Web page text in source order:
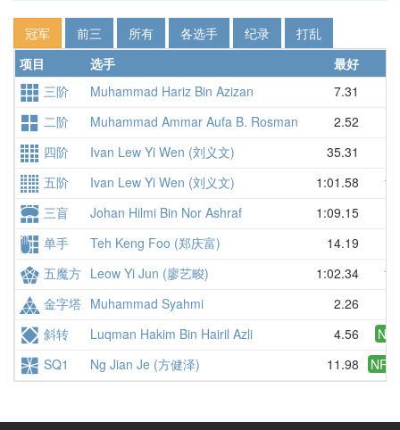
冠军 前三 所有 各选手 纪录
打乱
项目
选手
最好
三阶
Muhammad Hariz Bin Azizan 7.31
二阶
Muhammad Ammar Aufa B. Rosman 2.52
四阶
Ivan Lew Yi Wen (刘义文) 35.31
五阶
Ivan Lew Yi Wen (刘义文) 1:01.58
三盲
Johan Hilmi Bin Nor Ashraf 1:09.15
单手
Teh Keng Foo (郑庆富) 14.19
五魔方 Leow Yi Jun (廖艺畯) 1:02.34
金字塔 Muhammad Syahmi 2.26
斜转
Luqman Hakim Bin Hairil Azli 4.56 NR
SQ1
Ng Jian Je (方健泽) 11.98 NR